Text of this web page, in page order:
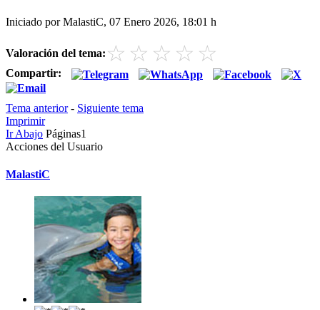
Iniciado por MalastiC, 07 Enero 2026, 18:01 h
Valoración del tema: ☆ ☆ ☆ ☆ ☆
Compartir:
Tema anterior- Siguiente tema
Imprimir
Ir Abajo Páginas1
Acciones del Usuario
MalastiC